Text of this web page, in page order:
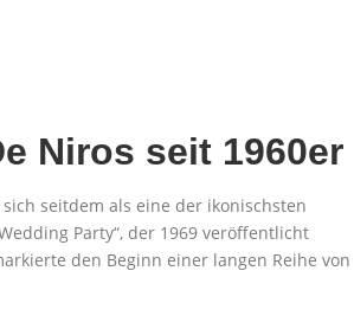
Niros seit 1960er
seitdem als eine der ikonischsten
Party“, der 1969 veröffentlicht
den Beginn einer langen Reihe von